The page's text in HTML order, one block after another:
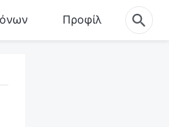
Προφίλ